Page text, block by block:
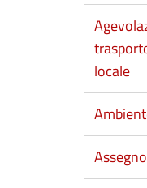
locale